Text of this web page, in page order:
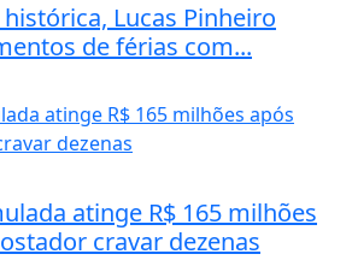
Lucas Pinheiro
de férias com...
atinge R$ 165 milhões
cravar dezenas